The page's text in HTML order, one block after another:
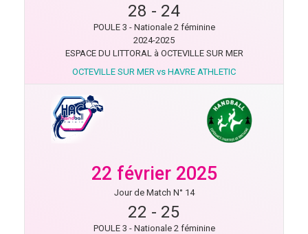
28 - 24
POULE 3 - Nationale 2 féminine
2024-2025
ESPACE DU LITTORAL à OCTEVILLE SUR MER
OCTEVILLE SUR MER vs HAVRE ATHLETIC
22 février 2025
Jour de Match N° 14
22 - 25
POULE 3 - Nationale 2 féminine